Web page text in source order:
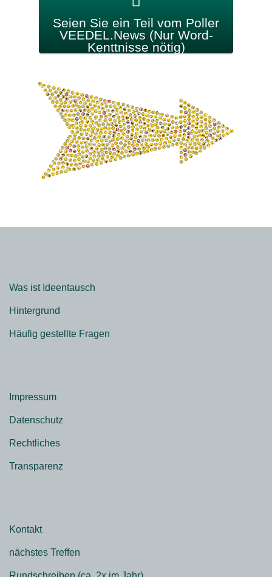
Seien Sie ein Teil vom Poller
VEEDEL.News (Nur Word-
Kenttnisse nötig)
Was ist Ideentausch
Hintergrund
Häufig gestellte Fragen
Impressum
Datenschutz
Rechtliches
Transparenz
Kontakt
nächstes Treffen